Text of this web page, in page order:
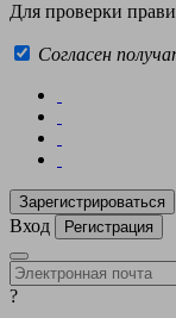
Для проверки
Согласен
Вход Регистрация
?